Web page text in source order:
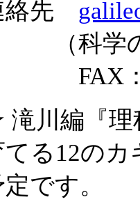
絡先
科学の読
：03-
川編『理
てる12のカ
です。